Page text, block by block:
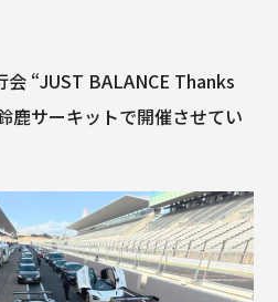
“JUST BALANCE Thanks
鹿サーキットで開催させてい